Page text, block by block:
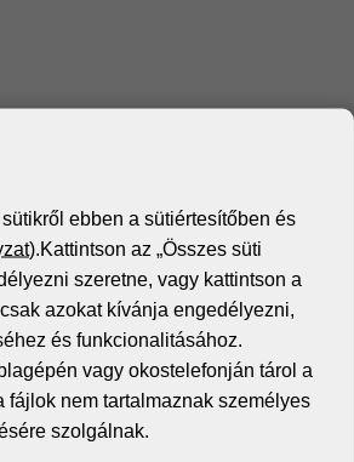
ebben a sütiértesítőben és
).Kattintson az „Összes süti
szeretne, vagy kattintson a
azokat kívánja engedélyezni,
és funkcionalitásához.
vagy okostelefonján tárol a
nem tartalmaznak személyes
szolgálnak.